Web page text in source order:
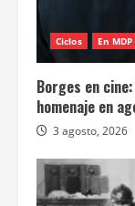
Ciclos En MDP
Borges en
homenaje en
3 agosto, 2026